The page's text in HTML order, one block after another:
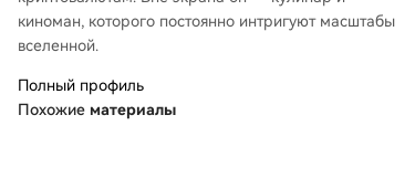
киноман, которого постоянно интригуют масштабы
вселенной.
Полный профиль
Похожие материалы